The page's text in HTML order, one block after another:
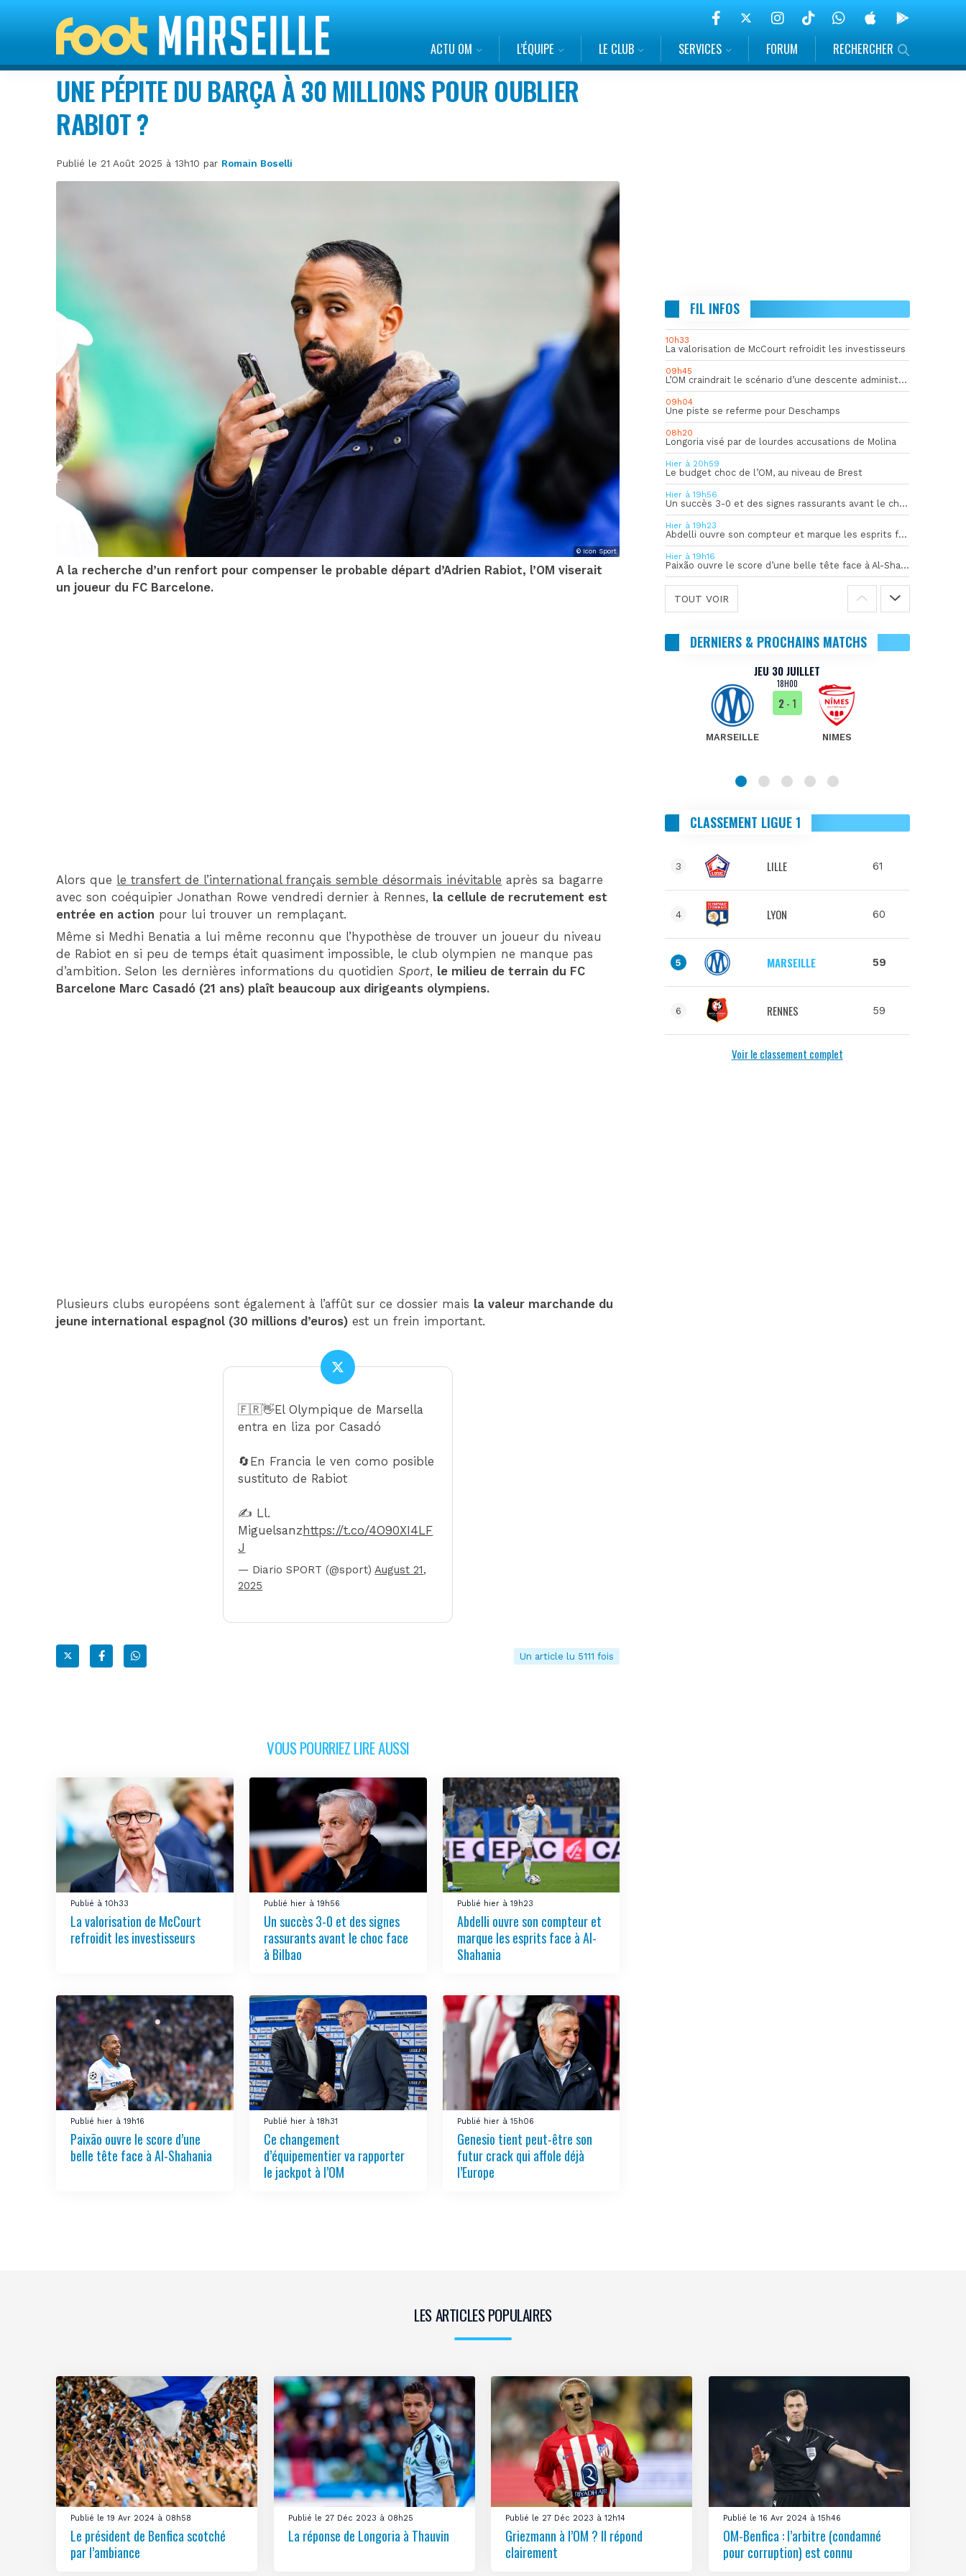
ACTU OM L’ÉQUIPE LE CLUB SERVICES FORUM RECHERCHER
UNE PÉPITE DU BARÇA À 30 MILLIONS POUR OUBLIER
RABIOT ?
Publié le 21 Août 2025 à 13h10 par Romain Boselli
© Icon Sport
A la recherche d’un renfort pour compenser le probable départ d’Adrien Rabiot, l’OM viserait
un joueur du FC Barcelone.
Alors que le transfert de l’international français semble désormais inévitable après sa bagarre
avec son coéquipier Jonathan Rowe vendredi dernier à Rennes, la cellule de recrutement est
entrée en action pour lui trouver un remplaçant.
Même si Medhi Benatia a lui même reconnu que l’hypothèse de trouver un joueur du niveau
de Rabiot en si peu de temps était quasiment impossible, le club olympien ne manque pas
d’ambition. Selon les dernières informations du quotidienSport, le milieu de terrain du FC
Barcelone Marc Casadó (21 ans) plaît beaucoup aux dirigeants olympiens.
Plusieurs clubs européens sont également à l’affût sur ce dossier mais la valeur marchande du
jeune international espagnol (30 millions d’euros) est un frein important.
🇫🇷👋El Olympique de Marsella
entra en liza por Casadó
🔄En Francia le ven como posible
sustituto de Rabiot
✍️ Ll.
Miguelsanz https://t.co/4O90XI4LF
J
— Diario SPORT (@sport)August 21,
2025
Un article lu 5111 fois
VOUS POURRIEZ LIRE AUSSI
Publié à 10h33
La valorisation de McCourt
refroidit les investisseurs
Publié hier à 19h56
Un succès 3-0 et des signes
rassurants avant le choc face
à Bilbao
Publié hier à 19h23
Abdelli ouvre son compteur et
marque les esprits face à Al-
Shahania
Publié hier à 19h16
Paixão ouvre le score d’une
belle tête face à Al-Shahania
Publié hier à 18h31
Ce changement
d’équipementier va rapporter
le jackpot à l’OM
Publié hier à 15h06
Genesio tient peut-être son
futur crack qui affole déjà
l’Europe
FIL INFOS
10h33
La valorisation de McCourt refroidit les investisseurs
09h45
L’OM craindrait le scénario d’une descente administrative
09h04
Une piste se referme pour Deschamps
08h20
Longoria visé par de lourdes accusations de Molina
Hier à 20h59
Le budget choc de l’OM, au niveau de Brest
Hier à 19h56
Un succès 3-0 et des signes rassurants avant le choc face à Bilbao
Hier à 19h23
Abdelli ouvre son compteur et marque les esprits face à Al-Shahania
Hier à 19h16
Paixão ouvre le score d’une belle tête face à Al-Shahania
TOUT VOIR
DERNIERS & PROCHAINS MATCHS
JEU 30 JUILLET
18H00
MARSEILLE
2- 1
NIMES
CLASSEMENT LIGUE 1
3 LILLE 61
4 LYON 60
5 MARSEILLE 59
6 RENNES 59
Voir le classement complet
LES ARTICLES POPULAIRES
Publié le 19 Avr 2024 à 08h58
Le président de Benfica scotché
par l’ambiance
Publié le 27 Déc 2023 à 08h25
La réponse de Longoria à Thauvin
Publié le 27 Déc 2023 à 12h14
Griezmann à l’OM ? Il répond
clairement
Publié le 16 Avr 2024 à 15h46
OM-Benfica : l’arbitre (condamné
pour corruption) est connu